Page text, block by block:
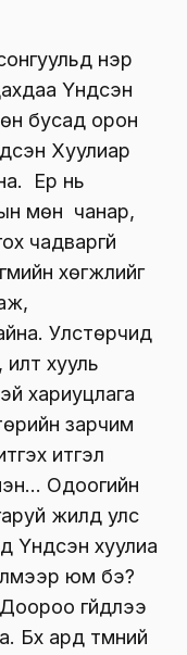
нэр
Үндсэн
бусад орон
Хуулиар
Ер нь
мөн чанар,
чадваргүй
хөгжлийг
Улстөрчид
илт хууль
хариуцлага
зарчим
итгэл
Одоогийн
жилд улс
Үндсэн хуулиа
юм бэ?
гүйдлээ
Бүх ард түмний